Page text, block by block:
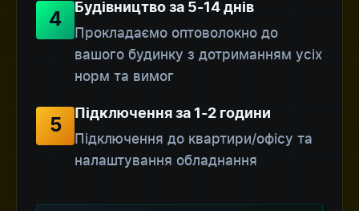
4
Будівництво за 5-14 днів
Прокладаємо оптоволокно до
вашого будинку з дотриманням усіх
норм та вимог
5
Підключення за 1-2 години
Підключення до квартири/офісу та
налаштування обладнання